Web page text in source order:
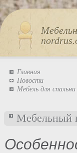
Главная
Новости
Мебель для спальни
Мебельный